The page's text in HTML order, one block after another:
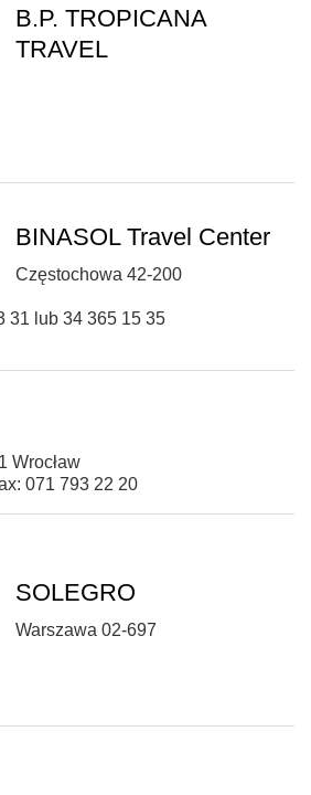
B.P. TROPICANA
TRAVEL
BINASOL Travel Center
Częstochowa 42-200
31 lub 34 365 15 35
Wrocław
071 793 22 20
SOLEGRO
Warszawa 02-697